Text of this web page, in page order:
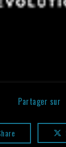
Partager sur